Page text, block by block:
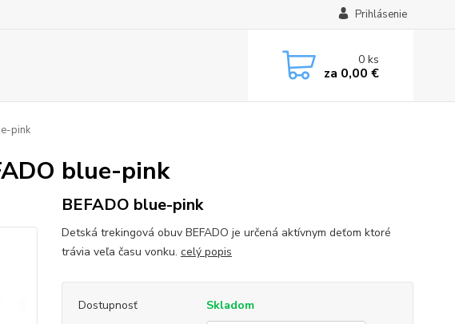
Prihlásenie
0ks
za 0,00 €
pink
blue-pink
BEFADO blue-pink
Detská trekingová obuv BEFADO je určená aktívnym deťom ktoré
trávia veľa času vonku. celý popis
Dostupnosť
Skladom